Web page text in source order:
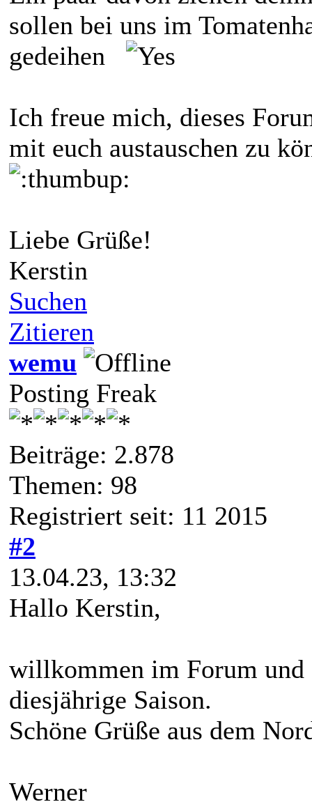
sollen bei uns im
gedeihen
Ich freue mich, dieses
mit euch austauschen zu
Liebe Grüße!
Kerstin
Suchen
Zitieren
wemu
Posting Freak
Beiträge: 2.878
Themen: 98
Registriert seit: 11 2015
#2
13.04.23, 13:32
Hallo Kerstin,
willkommen im Forum und
diesjährige Saison.
Schöne Grüße aus dem
Werner